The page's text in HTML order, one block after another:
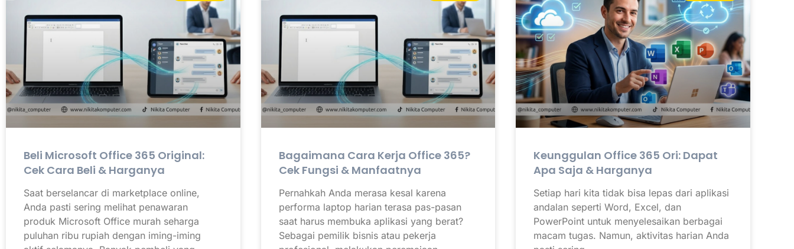
Beli Microsoft Office 365 Original:
Cek Cara Beli & Harganya
Saat berselancar di marketplace online,
Anda pasti sering melihat penawaran
produk Microsoft Office murah seharga
puluhan ribu rupiah dengan iming-iming
Bagaimana Cara Kerja Office 365?
Cek Fungsi & Manfaatnya
Pernahkah Anda merasa kesal karena
performa laptop harian terasa pas-pasan
saat harus membuka aplikasi yang berat?
Sebagai pemilik bisnis atau pekerja
Keunggulan Office 365 Ori: Dapat
Apa Saja & Harganya
Setiap hari kita tidak bisa lepas dari aplikasi
andalan seperti Word, Excel, dan
PowerPoint untuk menyelesaikan berbagai
macam tugas. Namun, aktivitas harian Anda